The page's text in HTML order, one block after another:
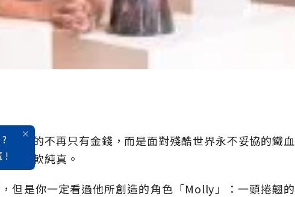
!
渴望的不再只有金錢，而是面對殘酷世界永不妥協的鐵血
的柔軟純真。
但是你一定看過他所創造的角色「Molly」：一頭捲翹的